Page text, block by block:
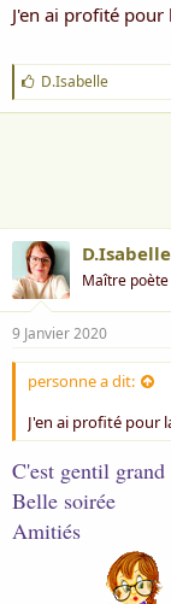
J'en ai profité
J
'
a
D.Isabelle
D.Isabelle
Maître poète
9 Janvier 2020
personne a dit:
J'en ai profité pour
C'est gentil
Belle soirée
Amitiés